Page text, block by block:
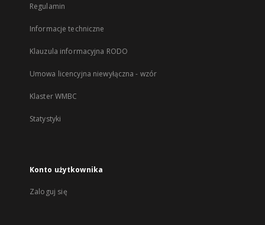
Regulamin
Informacje techniczne
Klauzula informacyjna RODO
Umowa licencyjna niewyłączna - wzór
Klaster WMBC
Statystyki
Konto użytkownika
Zaloguj się